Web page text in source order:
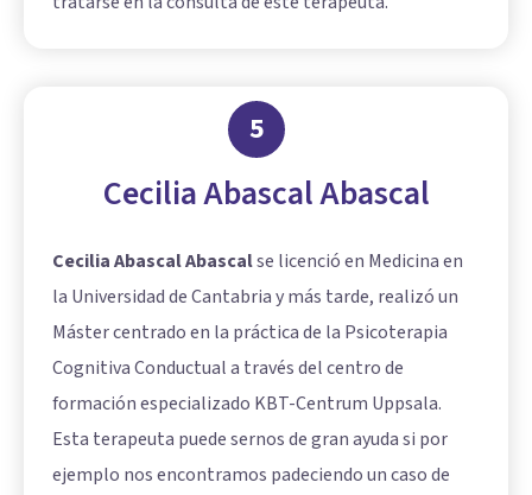
5
Cecilia Abascal Abascal
Cecilia Abascal Abascalse licenció en Medicina en
la Universidad de Cantabria y más tarde, realizó un
Máster centrado en la práctica de la Psicoterapia
Cognitiva Conductual a través del centro de
formación especializado KBT-Centrum Uppsala.
Esta terapeuta puede sernos de gran ayuda si por
ejemplo nos encontramos padeciendo un caso de